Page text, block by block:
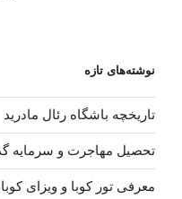
نوشته‌های تازه
تاریخچه باشگاه رئال مادرید
تحصیل مهاجرت و سرمایه
معرفی تور کوبا و ویزای